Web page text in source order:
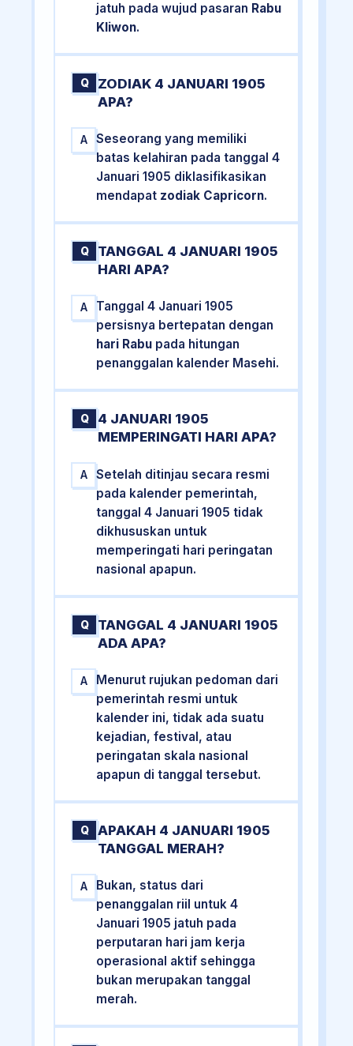
jatuh pada wujud pasaran Rabu
Kliwon.
Q
ZODIAK 4 JANUARI 1905
APA?
A
Seseorang yang memiliki
batas kelahiran pada tanggal 4
Januari 1905 diklasifikasikan
mendapat zodiak Capricorn.
Q
TANGGAL 4 JANUARI 1905
HARI APA?
A
Tanggal 4 Januari 1905
persisnya bertepatan dengan
hari Rabu pada hitungan
penanggalan kalender Masehi.
Q
4 JANUARI 1905
MEMPERINGATI HARI APA?
A
Setelah ditinjau secara resmi
pada kalender pemerintah,
tanggal 4 Januari 1905 tidak
dikhususkan untuk
memperingati hari peringatan
nasional apapun.
Q
TANGGAL 4 JANUARI 1905
ADA APA?
A
Menurut rujukan pedoman dari
pemerintah resmi untuk
kalender ini, tidak ada suatu
kejadian, festival, atau
peringatan skala nasional
apapun di tanggal tersebut.
Q
APAKAH 4 JANUARI 1905
TANGGAL MERAH?
A
Bukan, status dari
penanggalan riil untuk 4
Januari 1905 jatuh pada
perputaran hari jam kerja
operasional aktif sehingga
bukan merupakan tanggal
merah.